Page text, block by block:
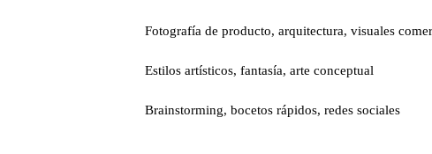
Fotografía de producto, arquitectura, visuales
Estilos artísticos, fantasía, arte conceptual
Brainstorming, bocetos rápidos, redes sociales